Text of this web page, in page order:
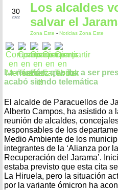
30
2022
Los alcaldes
salvar el
Zona Este - Noticias Zona Este
La reunión, que iba a ser
acabó siendo telemática
El alcalde de Paracuellos de
Alberto Campos, ha asistido a
reunión de alcaldes,
responsables de los
Medio Ambiente de los
integrantes de la ‘Alianza por la
Recuperación del Jarama’.
estaba previsto que esta cita
La Hiruela, pero la situación
por la variante ómicron ha